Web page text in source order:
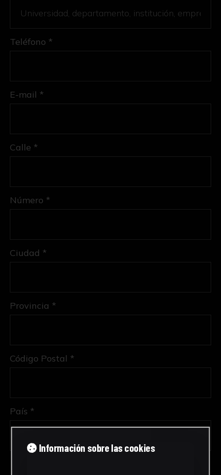
Teléfono *
E-mail *
Calle *
Número *
Ciudad *
Provincia *
Código Postal *
País *
Información sobre las cookies